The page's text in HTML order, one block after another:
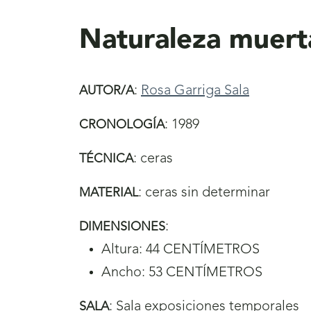
Naturaleza
AUTOR/A: Rosa Garriga Sala
CRONOLOGÍA: 1989
TÉCNICA: ceras
MATERIAL: ceras sin determinar
DIMENSIONES:
Altura: 44 CENTÍMETROS
Ancho: 53 CENTÍMETROS
SALA: Sala exposiciones temporales